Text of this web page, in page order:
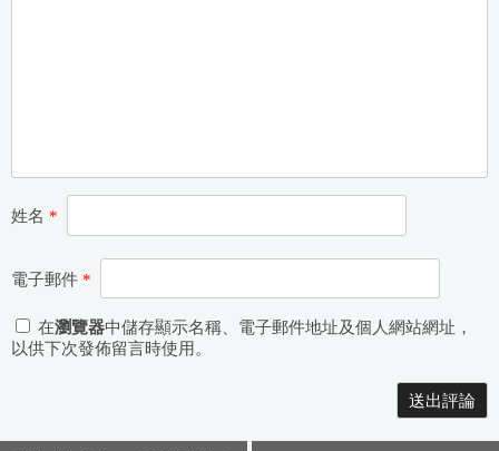
姓名 *
電子郵件 *
在瀏覽器中儲存顯示名稱、電子郵件地址及個人網站網址，
以供下次發佈留言時使用。